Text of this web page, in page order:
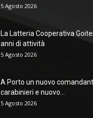
5 Agosto 2026
La Latteria Cooperativa
anni di attività
5 Agosto 2026
A Porto un nuovo
carabinieri e nuovo...
5 Agosto 2026